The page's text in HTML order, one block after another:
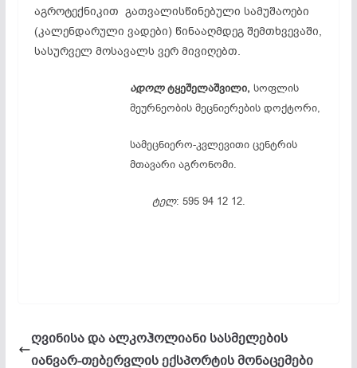
აგროტექნიკით გათვალისწინებული სამუშაოები
(კალენდარული ვადები) წინააღმდეგ შემთხვევაში,
სასურველ მოსავალს ვერ მივიღებთ.
ადოლტყეშელაშვილი, სოფლის
მეურნეობის მეცნიერების დოქტორი,
სამეცნიერო-კვლევითი ცენტრის
მთავარი აგრონომი.
ტელ: 595 94 12 12.
ღვინისა და ალკოჰოლიანი სასმელების
იანვარ-თებერვლის ექსპორტის მონაცემები